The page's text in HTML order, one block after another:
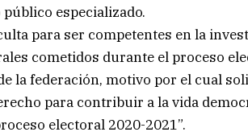
especializado.
para ser competentes en la
cometidos durante el proceso
la federación, motivo por el cual
para contribuir a la vida
electoral 2020-2021”.